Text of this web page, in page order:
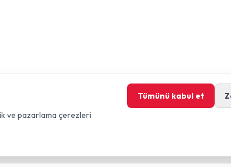
ve pazarlama çerezleri
Tümünü kabul et